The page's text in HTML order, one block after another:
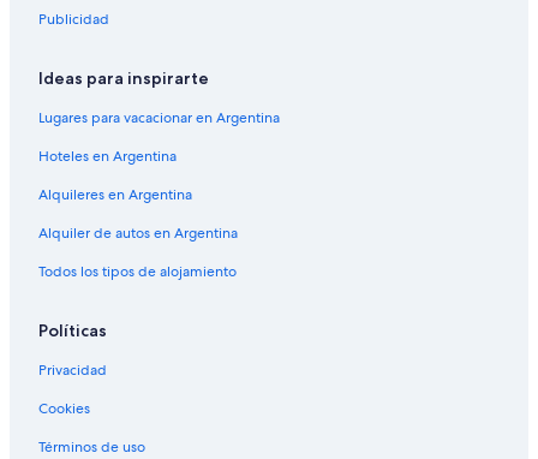
n
d
e
H
t
l
r
i
s
a
l
i
d
e
M
y
o
h
e
r
o
e
Publicidad
Ideas para inspirarte
Lugares para vacacionar en Argentina
Hoteles en Argentina
Alquileres en Argentina
Alquiler de autos en Argentina
Todos los tipos de alojamiento
Políticas
Privacidad
Cookies
Términos de uso